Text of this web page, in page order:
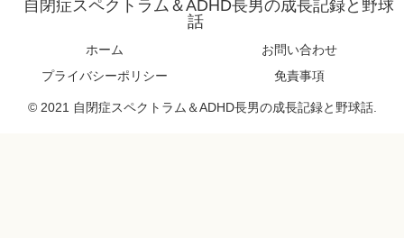
自閉症スペクトラム＆ADHD長男の成長記録と野球
話
ホーム
お問い合わせ
プライバシーポリシー
免責事項
© 2021 自閉症スペクトラム＆ADHD長男の成長記録と野球話.